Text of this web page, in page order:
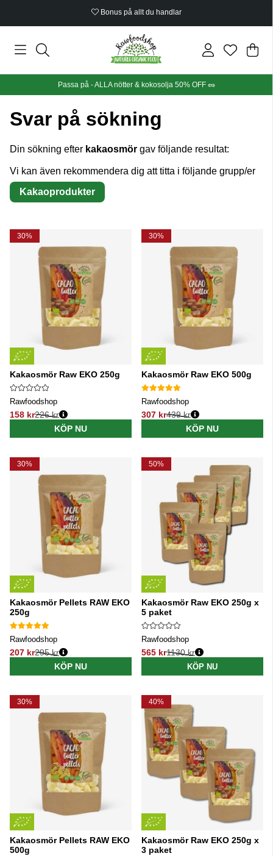
Bonus på allt du handlar
Din
.
Passa på - ALLA nötter & kokosolja 50% OFF 🥜
Svar på sökning
Din sökning efter kakaosmör gav följande resultat:
Vi kan även rekommendera dig att titta i följande grupp/er
Kakaoprodukter
30%
Kakaosmör Raw EKO 250g
Rawfoodshop
158 kr
Ordinarie pris:
226 kr
KÖP NU
30%
Kakaosmör Raw EKO 500g
Rawfoodshop
307 kr
Ordinarie pris:
439 kr
KÖP NU
30%
Kakaosmör Pellets RAW EKO
250g
Rawfoodshop
207 kr
Ordinarie pris:
295 kr
KÖP NU
50%
Kakaosmör Raw EKO 250g x
5 paket
Rawfoodshop
565 kr
Ordinarie pris:
1130 kr
KÖP NU
30%
Kakaosmör Pellets RAW EKO
500g
40%
Kakaosmör Raw EKO 250g x
3 paket